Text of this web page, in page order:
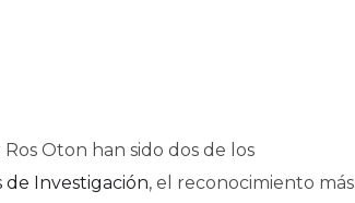
Oton han sido dos de los
de Investigación, el reconocimiento más